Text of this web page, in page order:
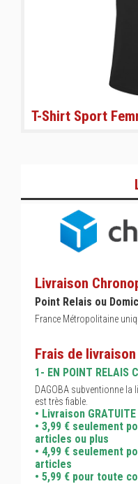
T-Shirt Sport
Livraison
Point Relais ou
France Métropolitaine
Frais de livraison
1- EN POINT RELAIS
DAGOBA subventionne
est très fiable.
• Livraison
• 3,99 € seulement
articles ou plus
• 4,99 € seulement
articles
• 5,99 € pour toute